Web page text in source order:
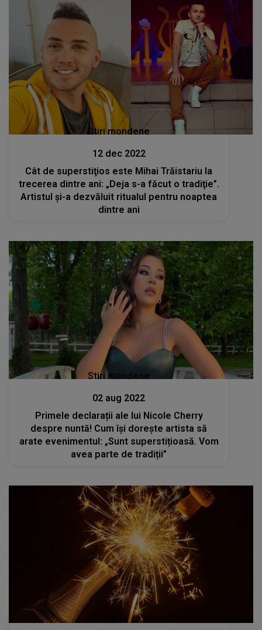
Stiri mondene
12 dec 2022
Cât de superstiţios este Mihai Trăistariu la
trecerea dintre ani: „Deja s-a făcut o tradiţie”.
Artistul și-a dezvăluit ritualul pentru noaptea
dintre ani
Stiri mondene
02 aug 2022
Primele declarații ale lui Nicole Cherry
despre nuntă! Cum își dorește artista să
arate evenimentul: „Sunt superstițioasă. Vom
avea parte de tradiții”
Stiri